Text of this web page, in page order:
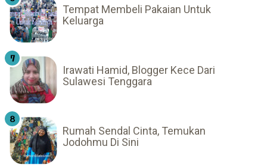
Tempat Membeli Pakaian Untuk
Keluarga
Irawati Hamid, Blogger Kece Dari
Sulawesi Tenggara
Rumah Sendal Cinta, Temukan
Jodohmu Di Sini